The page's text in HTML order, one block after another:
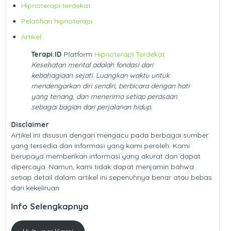
Hipnoterapi terdekat
Pelatihan hipnoterapi
Artikel
Terapi.ID Platform Hipnoterapi Terdekat
Kesehatan mental adalah fondasi dari
kebahagiaan sejati. Luangkan waktu untuk
mendengarkan diri sendiri, berbicara dengan hati
yang tenang, dan menerima setiap perasaan
sebagai bagian dari perjalanan hidup.
Disclaimer
Artikel ini disusun dengan mengacu pada berbagai sumber
yang tersedia dan informasi yang kami peroleh. Kami
berupaya memberikan informasi yang akurat dan dapat
dipercaya. Namun, kami tidak dapat menjamin bahwa
setiap detail dalam artikel ini sepenuhnya benar atau bebas
dari kekeliruan.
Info Selengkapnya